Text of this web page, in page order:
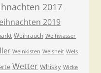
2017
2019
Weihrauch Weihwasser
Weinkisten Weisheit Wels
Wetter Whisky Wicke